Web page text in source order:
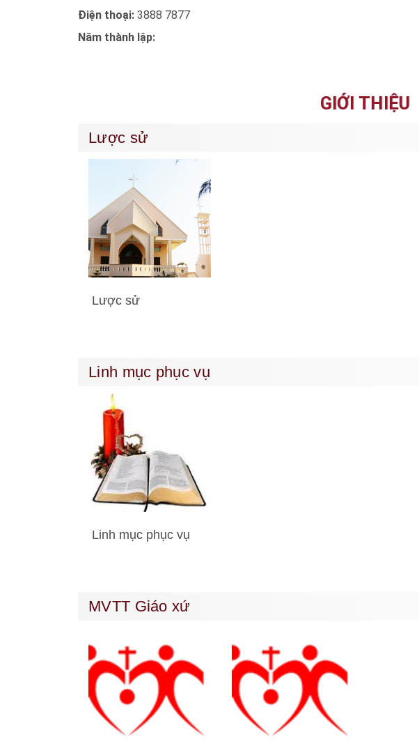
Điện thoại: 3888 7877
Năm thành lập:
GIỚI THIỆU
Lược sử
Lược sử
Linh mục phục vụ
Linh mục phục vụ
MVTT Giáo xứ